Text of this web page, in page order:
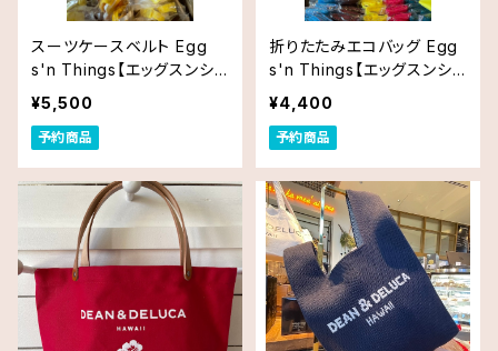
スーツケースベルト Egg
s'n Things【エッグスンシン
グス】 ハワイ 限定品
¥5,500
予約商品
折りたたみエコバッグ Egg
s'n Things【エッグスンシン
グス】 ハワイ 限定品
¥4,400
予約商品